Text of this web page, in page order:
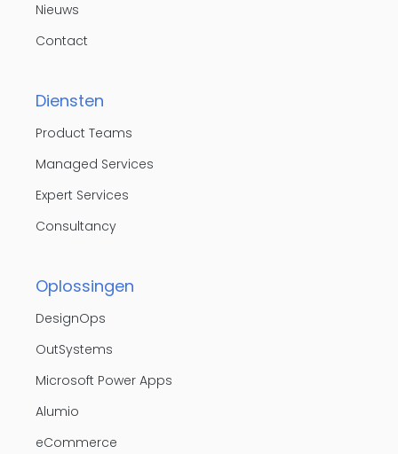
Nieuws
Contact
Diensten
Product Teams
Managed Services
Expert Services
Consultancy
Oplossingen
DesignOps
OutSystems
Microsoft Power Apps
Alumio
eCommerce